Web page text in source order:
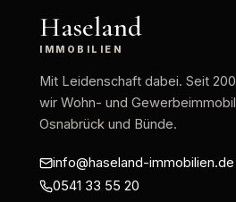
Haseland
IMMOBILIEN
Mit Leidenschaft dabei. Seit
wir Wohn- und
Osnabrück und Bünde.
info@haseland-immobilien.de
0541 33 55 20